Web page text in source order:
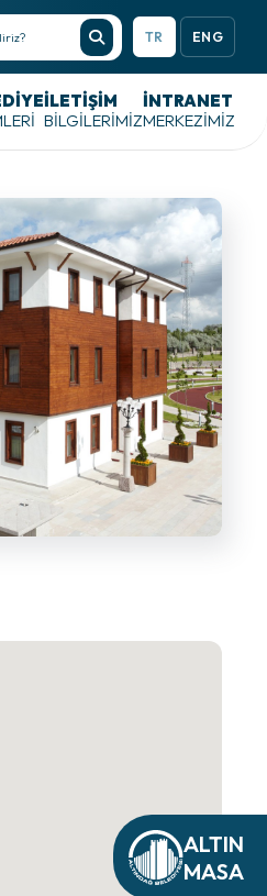
ALTIN
MASA
TR ENG
İLETİŞİM
BİLGİLERİMİZ
İNTRANET
MERKEZIMIZ